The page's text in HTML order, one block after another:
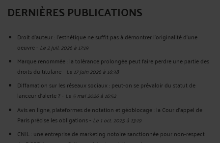
DERNIÈRES PUBLICATIONS
Droit d'auteur : l'esthétique ne suffit pas à démontrer l'originalité d'une
oeuvre- Le 2 juil. 2026 à 17:19
Marque renommée : la tolérance prolongée peut faire perdre une partie des
droits du titulaire- Le 17 juin 2026 à 16:38
Diffamation sur les réseaux sociaux : peut-on se prévaloir du statut de
lanceur d’alerte ?- Le 5 mai 2026 à 16:52
Avis en ligne, plateformes de notation et géoblocage : la Cour d’appel de
Paris précise les obligations- Le 1 oct. 2025 à 13:19
CNIL : une entreprise de marketing notoire sanctionnée pour non-respect